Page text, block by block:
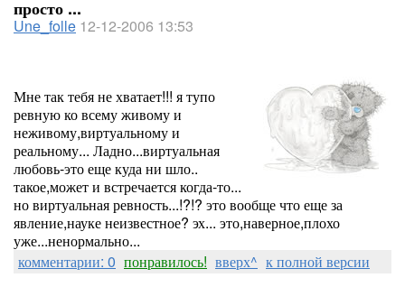
просто ...
Une_folle 12-12-2006 13:53
Мне так тебя не хватает!!! я тупо
ревную ко всему живому и
неживому,виртуальному и
реальному... Ладно...виртуальная
любовь-это еще куда ни шло..
такое,может и встречается когда-то...
но виртуальная ревность...!?!? это вообще что еще за
явление,науке неизвестное? эх... это,наверное,плохо
уже...ненормально...
комментарии: 0 понравилось! вверх^ к полной версии